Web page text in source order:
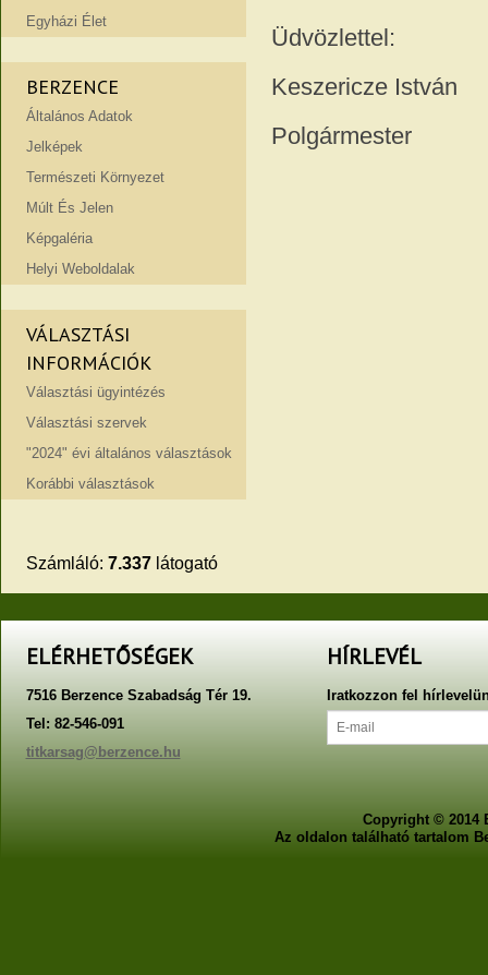
Egyházi Élet
BERZENCE
Általános Adatok
Jelképek
Természeti Környezet
Múlt És Jelen
Képgaléria
Helyi Weboldalak
VÁLASZTÁSI
INFORMÁCIÓK
Választási ügyintézés
Választási szervek
"2024" évi általános választások
Korábbi választások
Üdvözlettel:
Keszericze István
Polgármester
Számláló: 7.337látogató
ELÉRHETŐSÉGEK
7516 Berzence Szabadság Tér 19.
Tel: 82-546-091
titkarsag@berzence.hu
HÍRLEVÉL
Iratkozzon fel
Copyright © 2014
Az oldalon található tartalom